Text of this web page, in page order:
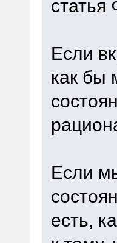
статья
Если
как бы
Если
есть,